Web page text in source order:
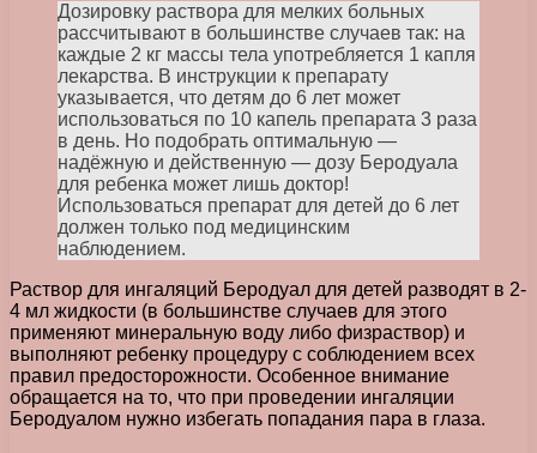
Дозировку раствора для мелких больных
рассчитывают в большинстве случаев так: на
каждые 2 кг массы тела употребляется 1 капля
лекарства. В инструкции к препарату
указывается, что детям до 6 лет может
использоваться по 10 капель препарата 3 раза
в день. Но подобрать оптимальную —
надёжную и действенную — дозу Беродуала
для ребенка может лишь доктор!
Использоваться препарат для детей до 6 лет
должен только под медицинским
наблюдением.
Раствор для ингаляций Беродуал для детей разводят в 2-
4 мл жидкости (в большинстве случаев для этого
применяют минеральную воду либо физраствор) и
выполняют ребенку процедуру с соблюдением всех
правил предосторожности. Особенное внимание
обращается на то, что при проведении ингаляции
Беродуалом нужно избегать попадания пара в глаза.